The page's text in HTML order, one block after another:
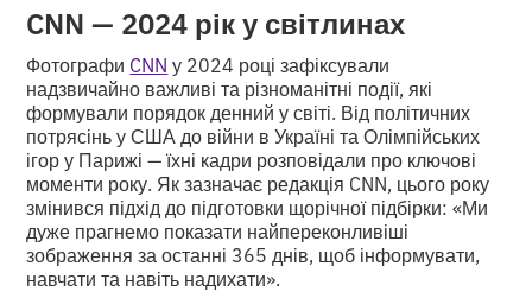
CNN — 2024 рік у світлинах
Фотографи CNN у 2024 році зафіксували
надзвичайно важливі та різноманітні події, які
формували порядок денний у світі. Від політичних
потрясінь у США до війни в Україні та Олімпійських
ігор у Парижі — їхні кадри розповідали про ключові
моменти року. Як зазначає редакція CNN, цього року
змінився підхід до підготовки щорічної підбірки: «Ми
дуже прагнемо показати найпереконливіші
зображення за останні 365 днів, щоб інформувати,
навчати та навіть надихати».